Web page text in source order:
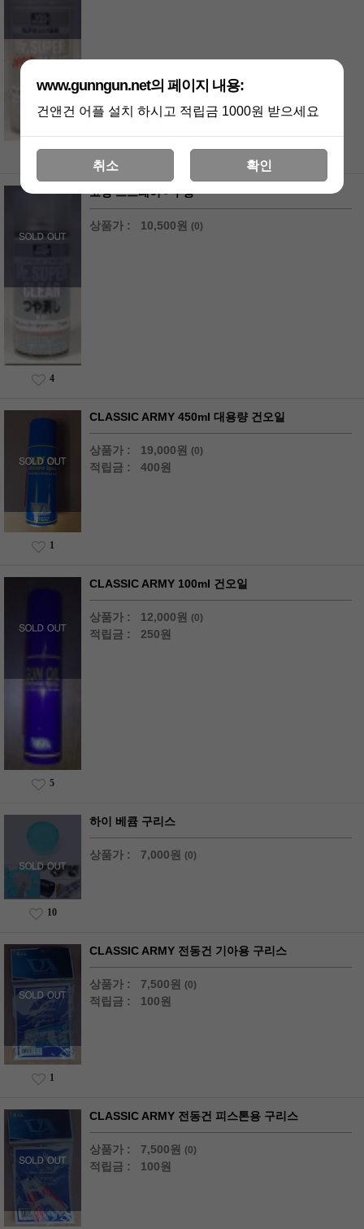
코팅 스프레이 - 무광
상품가 : 10,500원 (0)
4
CLASSIC ARMY 450ml 대용량 건오일
상품가 : 19,000원 (0)
적립금 : 400원
1
CLASSIC ARMY 100ml 건오일
상품가 : 12,000원 (0)
적립금 : 250원
5
하이 베큠 구리스
상품가 : 7,000원 (0)
10
CLASSIC ARMY 전동건 기아용 구리스
상품가 : 7,500원 (0)
적립금 : 100원
1
CLASSIC ARMY 전동건 피스톤용 구리스
상품가 : 7,500원 (0)
적립금 : 100원
www.gunngun.net의 페이지 내용:
건앤건 어플 설치 하시고 적립금 1000원 받으세요
취소 확인